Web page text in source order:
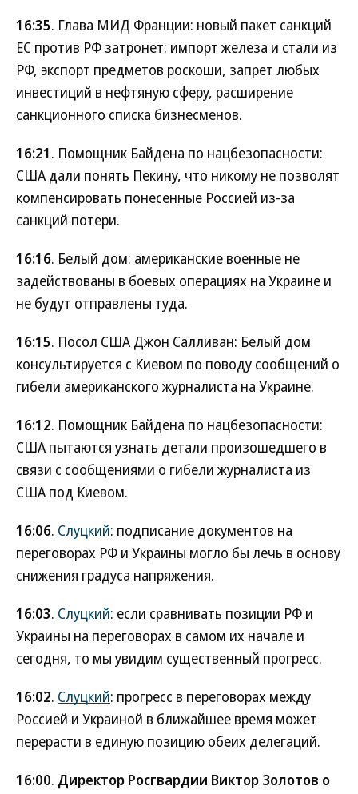
16:35. Глава МИД Франции: новый пакет санкций
ЕС против РФ затронет: импорт железа и стали из
РФ, экспорт предметов роскоши, запрет любых
инвестиций в нефтяную сферу, расширение
санкционного списка бизнесменов.
16:21. Помощник Байдена по нацбезопасности:
США дали понять Пекину, что никому не позволят
компенсировать понесенные Россией из-за
санкций потери.
16:16. Белый дом: американские военные не
задействованы в боевых операциях на Украине и
не будут отправлены туда.
16:15. Посол США Джон Салливан: Белый дом
консультируется с Киевом по поводу сообщений о
гибели американского журналиста на Украине.
16:12. Помощник Байдена по нацбезопасности:
США пытаются узнать детали произошедшего в
связи с сообщениями о гибели журналиста из
США под Киевом.
16:06. Слуцкий: подписание документов на
переговорах РФ и Украины могло бы лечь в основу
снижения градуса напряжения.
16:03. Слуцкий: если сравнивать позиции РФ и
Украины на переговорах в самом их начале и
сегодня, то мы увидим существенный прогресс.
16:02. Слуцкий: прогресс в переговорах между
Россией и Украиной в ближайшее время может
перерасти в единую позицию обеих делегаций.
16:00. Директор Росгвардии Виктор Золотов о